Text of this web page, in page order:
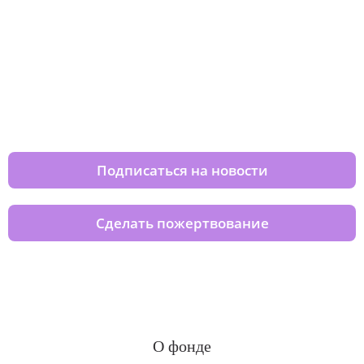
Подписаться на новости
Сделать пожертвование
О фонде